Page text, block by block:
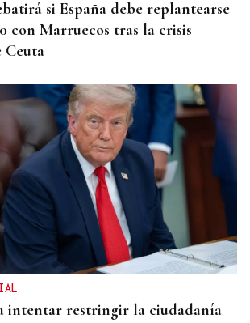
si España debe replantearse
con Marruecos tras la crisis
Ceuta
intentar restringir la ciudadanía